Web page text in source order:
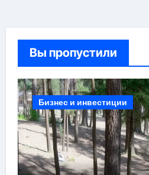
Вы пропустили
Бизнес и инвестиции